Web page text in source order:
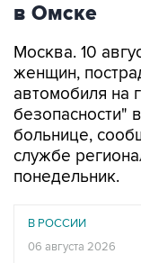
Москва. 10
автомобиля на
безопасности"
больнице,
службе
понедельник.
В РОССИИ
Автомобиль в
безопасности"